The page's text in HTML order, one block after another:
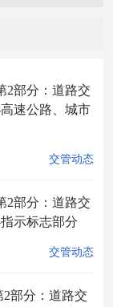
2部分：道路交
速公路、城市
交管动态
2部分：道路交
示标志部分
交管动态
部分：道路交